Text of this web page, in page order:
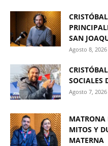
SAN
Agosto 8, 2026
SOCIALES
Agosto 7, 2026
MATRONA
MITOS Y
MATERNA